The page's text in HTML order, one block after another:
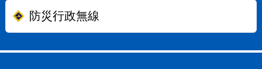
防災行政無線